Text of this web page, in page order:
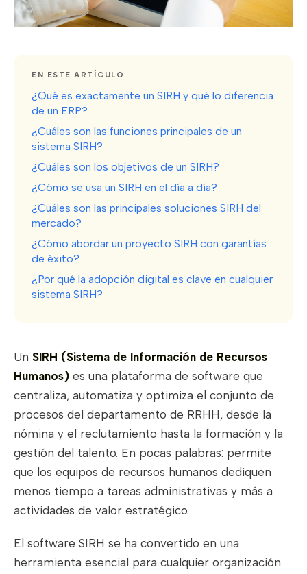
EN ESTE ARTÍCULO
¿Qué es exactamente un SIRH y qué lo diferencia
de un ERP?
¿Cuáles son las funciones principales de un
sistema SIRH?
¿Cuáles son los objetivos de un SIRH?
¿Cómo se usa un SIRH en el día a día?
¿Cuáles son las principales soluciones SIRH del
mercado?
¿Cómo abordar un proyecto SIRH con garantías
de éxito?
¿Por qué la adopción digital es clave en cualquier
sistema SIRH?
Un SIRH (Sistema de Información de Recursos
Humanos) es una plataforma de software que
centraliza, automatiza y optimiza el conjunto de
procesos del departamento de RRHH, desde la
nómina y el reclutamiento hasta la formación y la
gestión del talento. En pocas palabras: permite
que los equipos de recursos humanos dediquen
menos tiempo a tareas administrativas y más a
actividades de valor estratégico.
El software SIRH se ha convertido en una
herramienta esencial para cualquier organización